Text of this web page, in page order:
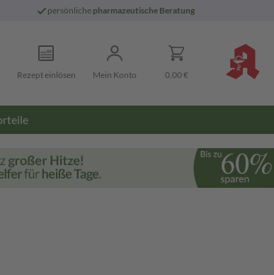
persönliche pharmazeutische Beratung
Rezept einlösen Mein Konto 0,00 €